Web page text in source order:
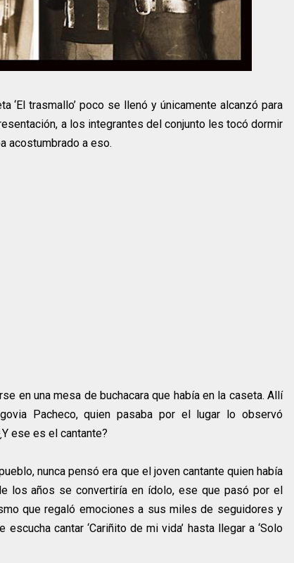
‘El trasmallo’ poco se llenó y únicamente alcanzó para
a los integrantes del conjunto les tocó dormir
acostumbrado a eso.
en una mesa de buchacara que había en la caseta. Allí
Pacheco, quien pasaba por el lugar lo observó
ese es el cantante?
nunca pensó era que el joven cantante quien había
los años se convertiría en ídolo, ese que pasó por el
que regaló emociones a sus miles de seguidores y
cantar ‘Cariñito de mi vida’ hasta llegar a ‘Solo